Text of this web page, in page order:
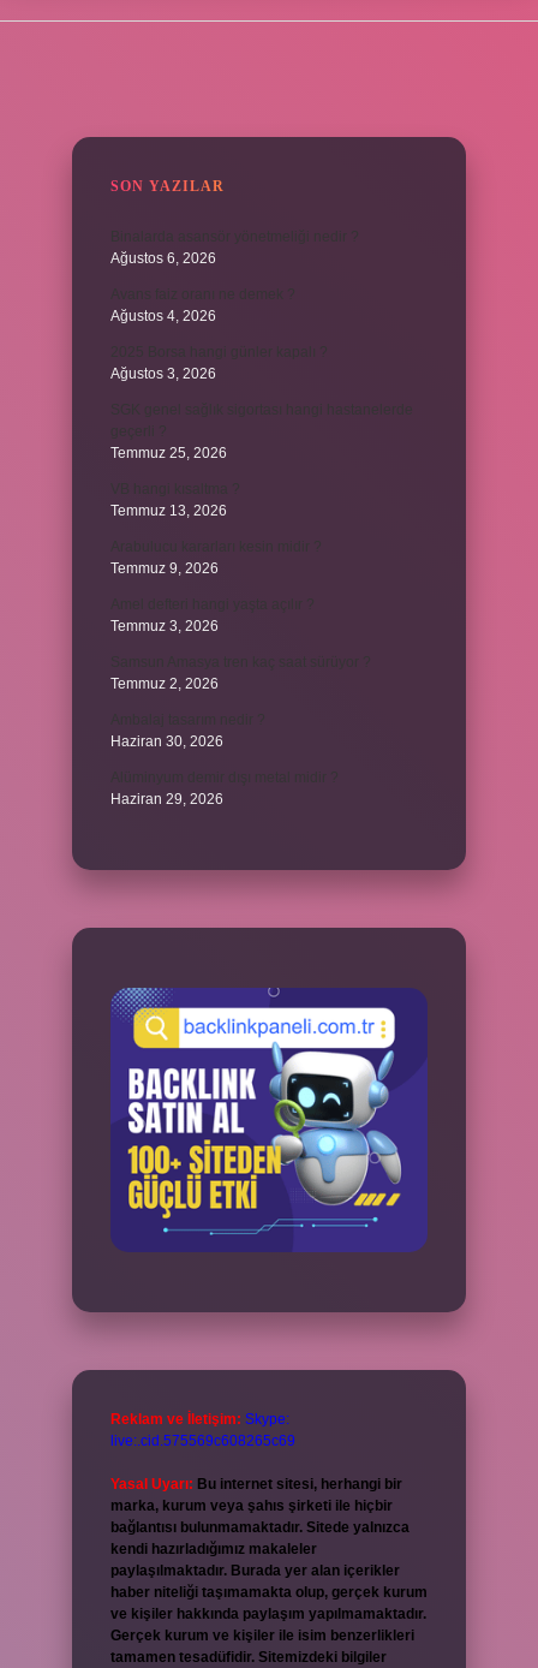
SON YAZILAR
Binalarda asansör yönetmeliği nedir ?
Ağustos 6, 2026
Ağustos 4, 2026
2025 Borsa hangi günler kapalı ?
Ağustos 3, 2026
Temmuz 25, 2026
Temmuz 13, 2026
Temmuz 9, 2026
Temmuz 3, 2026
Temmuz 2, 2026
Haziran 30, 2026
Haziran 29, 2026
Reklam ve İletişim: Skype:
live:.cid.575569c608265c69
Yasal Uyarı: Bu internet sitesi, herhangi bir
marka, kurum veya şahıs şirketi ile hiçbir
bağlantısı bulunmamaktadır. Sitede yalnızca
kendi hazırladığımız makaleler
paylaşılmaktadır. Burada yer alan içerikler
haber niteliği taşımamakta olup, gerçek kurum
ve kişiler hakkında paylaşım yapılmamaktadır.
Gerçek kurum ve kişiler ile isim benzerlikleri
tamamen tesadüfidir. Sitemizdeki bilgiler